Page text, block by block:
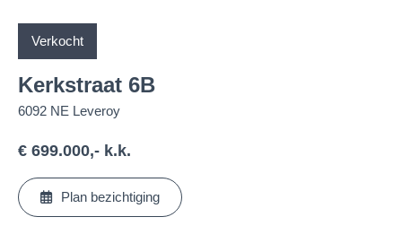
Verkocht
Kerkstraat 6B
6092 NE Leveroy
€ 699.000,- k.k.
Plan bezichtiging